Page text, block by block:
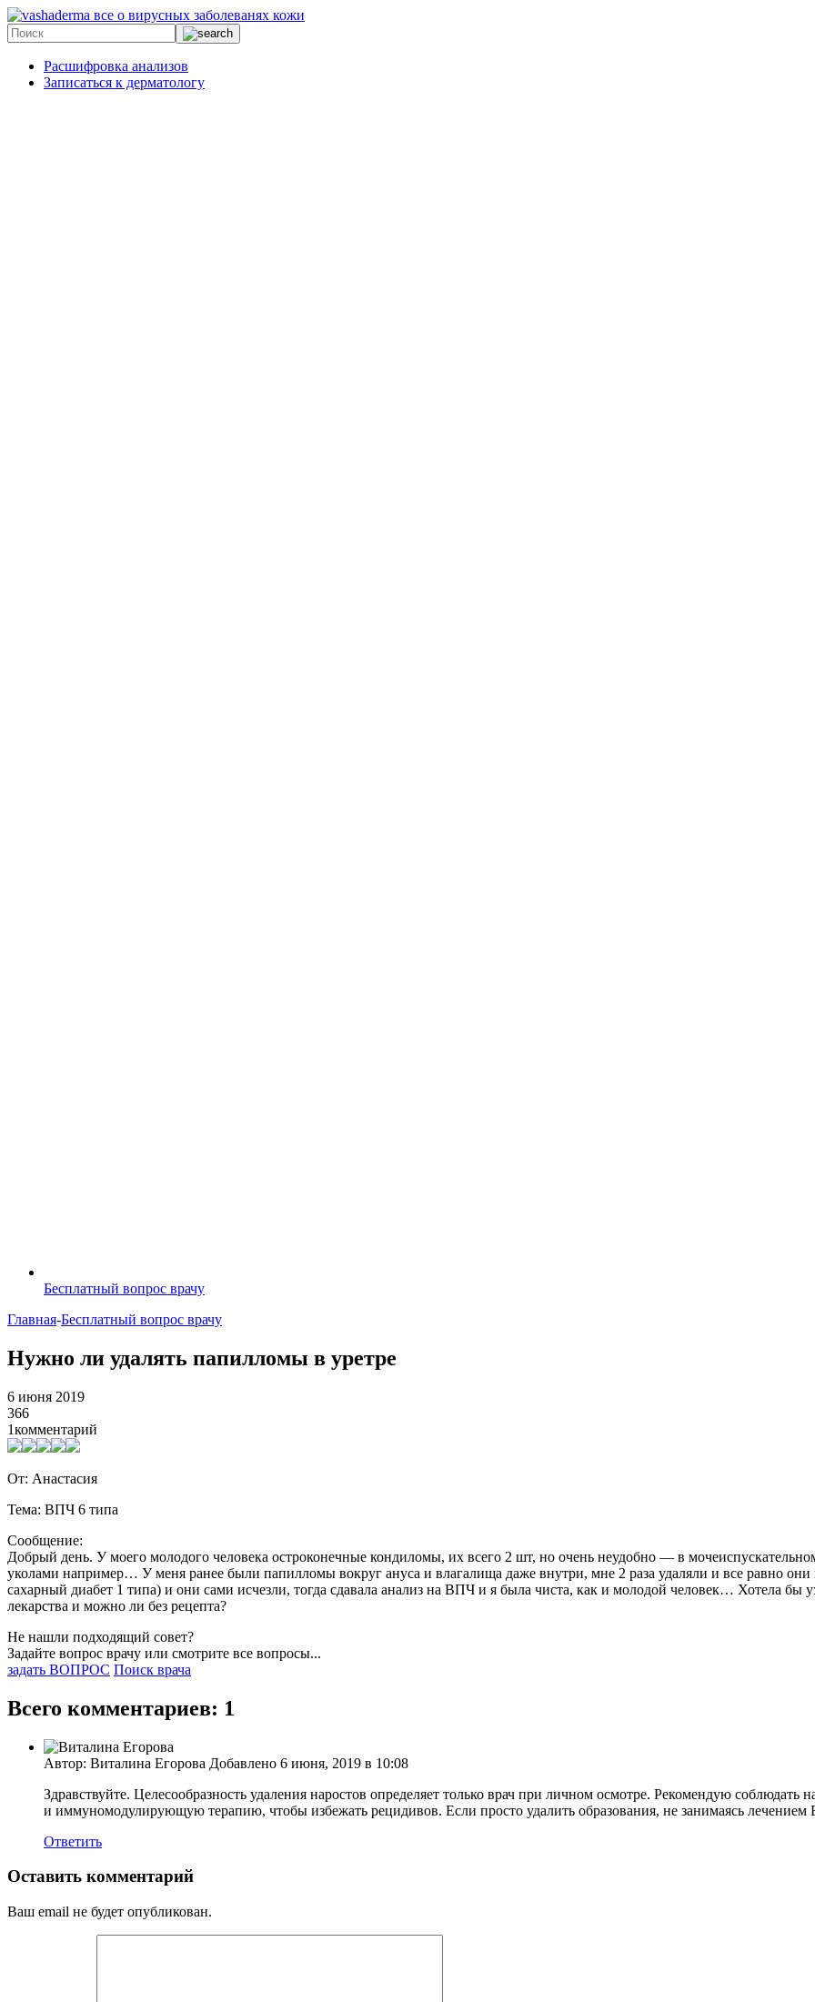
все о вирусных заболеванях кожи
Расшифровка анализов
Записаться к дерматологу
Бесплатный вопрос врачу
Главная-Бесплатный вопрос врачу
Нужно ли удалять папилломы в уретре
6 июня 2019
366
1комментарий
От: Анастасия
Тема: ВПЧ 6 типа
Сообщение:
Добрый день. У моего молодого человека остроконечные кондиломы, их всего 2 шт, но очень неудобно — в
уколами например… У меня ранее были папилломы вокруг ануса и влагалища даже внутри, мне 2 раза удаляли и все равно
сахарный диабет 1 типа) и они сами исчезли, тогда сдавала анализ на ВПЧ и я была чиста, как и молодой человек… Хотела бы
лекарства и можно ли без рецепта?
Не нашли подходящий совет?
Задайте вопрос врачу или смотрите все вопросы...
задать ВОПРОС Поиск врача
Всего комментариев: 1
Автор: Виталина Егорова Добавлено 6 июня, 2019 в 10:08
Здравствуйте. Целесообразность удаления наростов определяет только врач при личном осмотре. Рекомендую
и иммуномодулирующую терапию, чтобы избежать рецидивов. Если просто удалить образования, не занимаясь
Ответить
Оставить комментарий
Ваш email не будет опубликован.